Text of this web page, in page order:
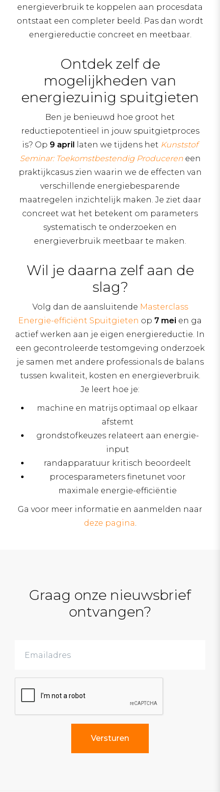
energieverbruik te koppelen aan procesdata
ontstaat een completer beeld. Pas dan wordt
energiereductie concreet en meetbaar.
Ontdek zelf de
mogelijkheden van
energiezuinig spuitgieten
Ben je benieuwd hoe groot het
reductiepotentieel in jouw spuitgietproces
is? Op 9 april laten we tijdens het Kunststof
Seminar: Toekomstbestendig Producereneen
praktijkcasus zien waarin we de effecten van
verschillende energiebesparende
maatregelen inzichtelijk maken. Je ziet daar
concreet wat het betekent om parameters
systematisch te onderzoeken en
energieverbruik meetbaar te maken.
Wil je daarna zelf aan de
slag?
Volg dan de aansluitende Masterclass
Energie-efficiënt Spuitgieten op 7 mei en ga
actief werken aan je eigen energiereductie. In
een gecontroleerde testomgeving onderzoek
je samen met andere professionals de balans
tussen kwaliteit, kosten en energieverbruik.
Je leert hoe je:
machine en matrijs optimaal op elkaar
afstemt
grondstofkeuzes relateert aan energie-
input
randapparatuur kritisch beoordeelt
procesparameters finetunet voor
maximale energie-efficiëntie
Ga voor meer informatie en aanmelden naar
deze pagina.
Graag onze nieuwsbrief
ontvangen?